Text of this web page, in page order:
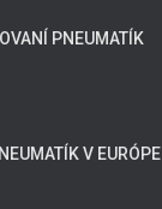
PNEUMATÍK
V EURÓPE